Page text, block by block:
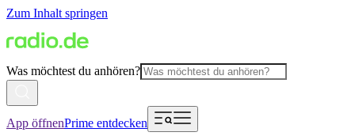
Zum Inhalt springen
Was möchtest du anhören?
App öffnenPrime entdecken